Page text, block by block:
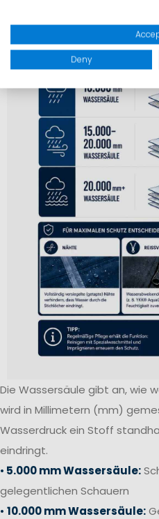
Die Wassersäule gibt an, wie
wird in Millimetern (mm)
Wasserdruck ein Stoff
eindringt.
• 5.000 mm Wassersäule:
gelegentlichen Schauern
• 10.000 mm Wassersäule:
Deny